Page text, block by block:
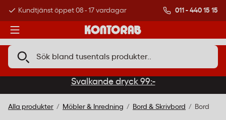
Kundtjänst öppet 08 - 17 vardagar Över 500 000
011 - 440 15 15
Svalkande dryck 99:-
Alla produkter Möbler & Inredning Bord & Skrivbord Bord